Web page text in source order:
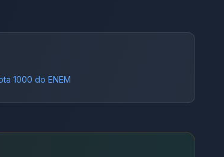
1000 do ENEM